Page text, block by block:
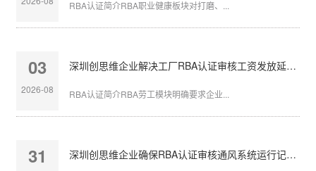
RBA认证简介RBA职业健康板块对打磨、...
03
2026-08
深圳创思维企业解决工厂RBA认证审核工资发放延迟问题
RBA认证简介RBA劳工模块明确要求企业...
31 深圳创思维企业确保RBA认证审核通风系统运行记录完整